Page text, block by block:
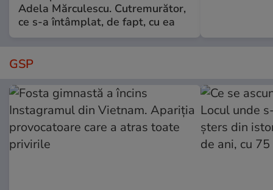
Adela Mărculescu. Cutremurător,
ce s-a întâmplat, de fapt, cu ea
GSP